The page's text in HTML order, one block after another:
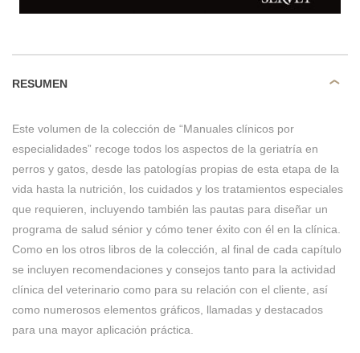
RESUMEN
Este volumen de la colección de “Manuales clínicos por
especialidades” recoge todos los aspectos de la geriatría en
perros y gatos, desde las patologías propias de esta etapa de la
vida hasta la nutrición, los cuidados y los tratamientos especiales
que requieren, incluyendo también las pautas para diseñar un
programa de salud sénior y cómo tener éxito con él en la clínica.
Como en los otros libros de la colección, al final de cada capítulo
se incluyen recomendaciones y consejos tanto para la actividad
clínica del veterinario como para su relación con el cliente, así
como numerosos elementos gráficos, llamadas y destacados
para una mayor aplicación práctica.